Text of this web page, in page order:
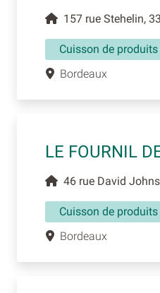
157 rue Stehelin,
Cuisson de
Bordeaux
LE FOURNIL
46 rue David
Cuisson de
Bordeaux